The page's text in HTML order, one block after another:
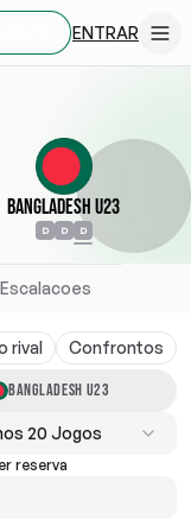
ENTRAR
Bangladesh U23
D D D
Escalacoes
rival Confrontos
BANGLADESH U23
20 Jogos
reserva